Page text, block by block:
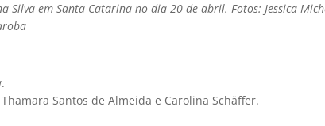
Silva em Santa Catarina no dia 20 de abril. Fotos: Jessica
Santos de Almeida e Carolina Schäffer.